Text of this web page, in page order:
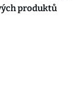
produktů